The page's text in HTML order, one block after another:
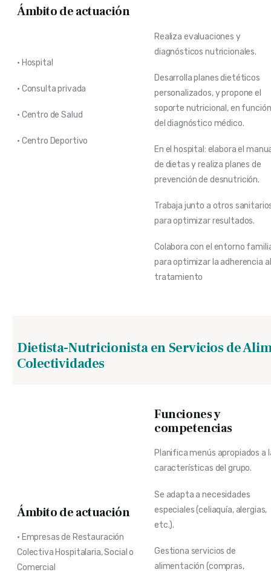
Ámbito de actuación
• Hospital
• Consulta privada
• Centro de Salud
• Centro Deportivo
Realiza evaluaciones y
diagnósticos nutricionales.
Desarrolla planes dietéticos
personalizados, y propone el
soporte nutricional, en función
del diagnóstico médico.
En el hospital: elabora el
de dietas y realiza planes de
prevención de desnutrición.
Trabaja junto a otros
para optimizar resultados.
Colabora con el entorno
para optimizar la adherencia al
tratamiento
Dietista-Nutricionista en Servicios de
Colectividades
Ámbito de actuación
• Empresas de Restauración
Colectiva Hospitalaria, Social o
Comercial
Funciones y
competencias
Planifica menús apropiados a
características del grupo.
Se adapta a necesidades
especiales (celiaquía, alergias,
etc.).
Gestiona servicios de
alimentación (compras,